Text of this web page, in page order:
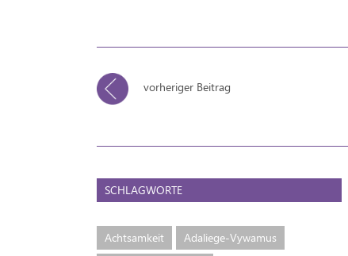
vorheriger Beitrag
SCHLAGWORTE
Achtsamkeit
Adaliege-Vywamus